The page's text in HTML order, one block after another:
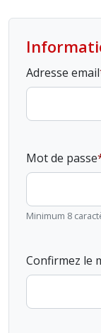
Adresse email
Mot de passe
Minimum 8
Confirmez le